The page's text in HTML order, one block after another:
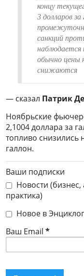
концу
3 долларов
санкций
наблюдается
обычно цены
снижаются
— сказал Патрик
Ноябрьские
2,1004 доллара за
топливо снизились
галлон.
Ваши подписки
Новости (бизнес,
практика)
Новое в
Ваш Email *